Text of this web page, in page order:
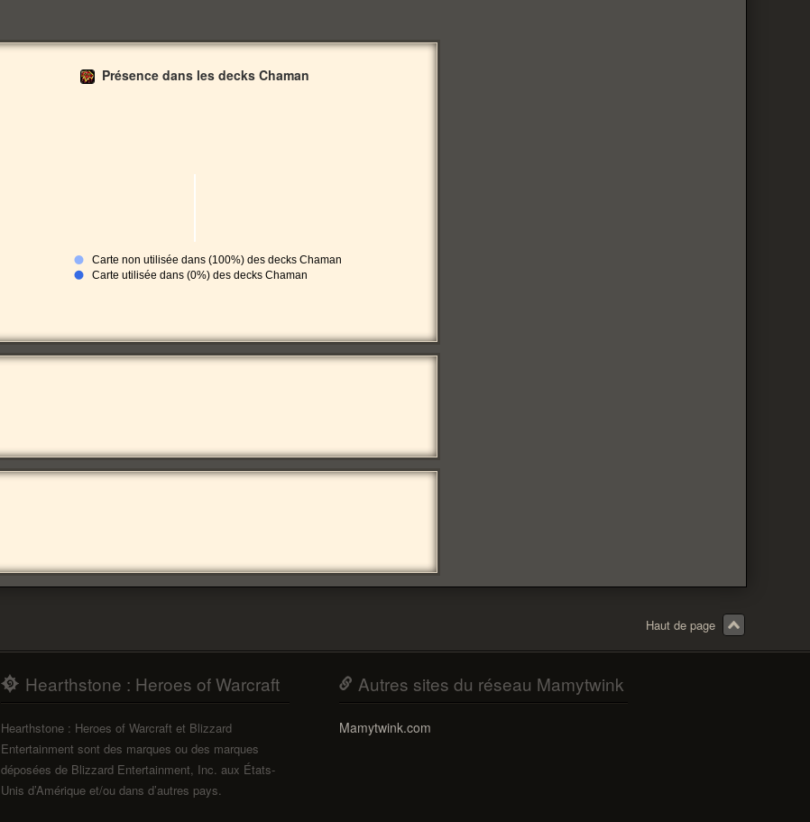
Présence dans les decks Chaman
Carte non utilisée dans (100%) des decks Chaman
Carte utilisée dans (0%) des decks Chaman
Haut de page
Hearthstone : Heroes of Warcraft
Hearthstone : Heroes of Warcraft et Blizzard
Entertainment sont des marques ou des marques
déposées de Blizzard Entertainment, Inc. aux États-
Unis d’Amérique et/ou dans d’autres pays.
Autres sites du réseau Mamytwink
Mamytwink.com